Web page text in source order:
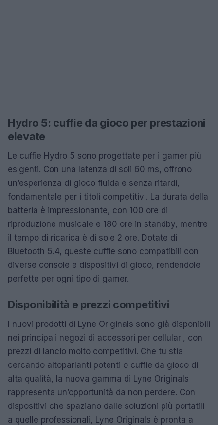
Hydro 5: cuffie da gioco per prestazioni
elevate
Le cuffie Hydro 5 sono progettate per i gamer più
esigenti. Con una latenza di soli 60 ms, offrono
un’esperienza di gioco fluida e senza ritardi,
fondamentale per i titoli competitivi. La durata della
batteria è impressionante, con 100 ore di
riproduzione musicale e 180 ore in standby, mentre
il tempo di ricarica è di sole 2 ore. Dotate di
Bluetooth 5.4, queste cuffie sono compatibili con
diverse console e dispositivi di gioco, rendendole
perfette per ogni tipo di gamer.
Disponibilità e prezzi competitivi
I nuovi prodotti di Lyne Originals sono già disponibili
nei principali negozi di accessori per cellulari, con
prezzi di lancio molto competitivi. Che tu stia
cercando altoparlanti potenti o cuffie da gioco di
alta qualità, la nuova gamma di Lyne Originals
rappresenta un’opportunità da non perdere. Con
dispositivi che spaziano dalle soluzioni più portatili
a quelle professionali, Lyne Originals è pronta a